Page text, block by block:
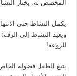
المخصص له، يختار
يكمل النشاط حتى
ويعيد النشاط إلى الرف؛
للروعة!
يتبع الطفل فضوله